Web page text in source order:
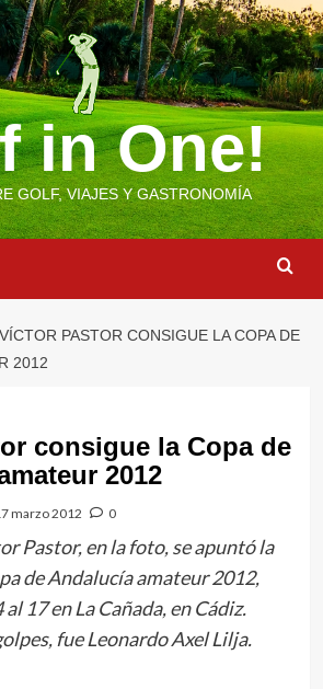
in One!
GOLF, VIAJES Y GASTRONOMÍA
VÍCTOR PASTOR CONSIGUE LA COPA DE
2012
consigue la Copa de
2012
marzo 2012 0
Pastor, en la foto, se apuntó la
de Andalucía amateur 2012,
17 en La Cañada, en Cádiz.
fue Leonardo Axel Lilja.